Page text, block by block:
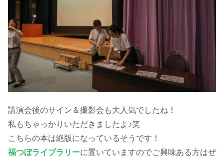
講演会後のサイン＆撮影会も大人気でしたね！
私もちゃっかりいただきましたよ♪笑
こちらの本は絶版になっているそうです！
福つぼライブラリーに置いていますのでご興味ある方はぜ